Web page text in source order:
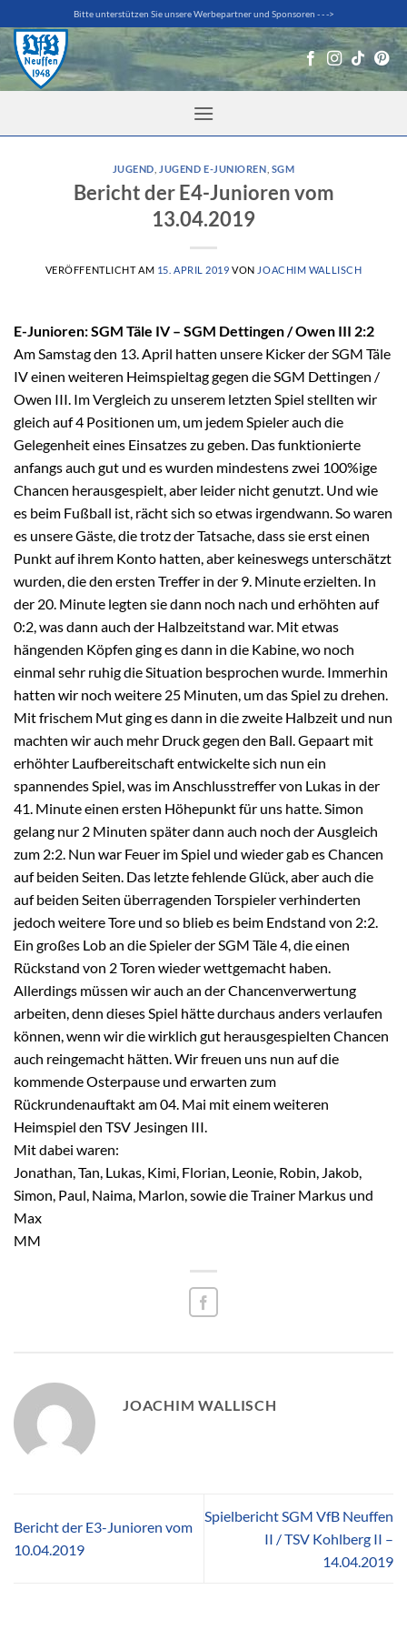
Inhalt
springen
Bitte unterstützen Sie unsere Werbepartner und Sponsoren - - ->
JUGEND JUGEND E-JUNIOREN SGM
Bericht der E4-Junioren vom
13.04.2019
VERÖFFENTLICHT AM 15. APRIL 2019 VON JOACHIM WALLISCH
E-Junioren: SGM Täle IV – SGM Dettingen / Owen III 2:2
Am Samstag den 13. April hatten unsere Kicker der SGM Täle
IV einen weiteren Heimspieltag gegen die SGM Dettingen /
Owen III. Im Vergleich zu unserem letzten Spiel stellten wir
gleich auf 4 Positionen um, um jedem Spieler auch die
Gelegenheit eines Einsatzes zu geben. Das funktionierte
anfangs auch gut und es wurden mindestens zwei 100%ige
Chancen herausgespielt, aber leider nicht genutzt. Und wie
es beim Fußball ist, rächt sich so etwas irgendwann. So waren
es unsere Gäste, die trotz der Tatsache, dass sie erst einen
Punkt auf ihrem Konto hatten, aber keineswegs unterschätzt
wurden, die den ersten Treffer in der 9. Minute erzielten. In
der 20. Minute legten sie dann noch nach und erhöhten auf
0:2, was dann auch der Halbzeitstand war. Mit etwas
hängenden Köpfen ging es dann in die Kabine, wo noch
einmal sehr ruhig die Situation besprochen wurde. Immerhin
hatten wir noch weitere 25 Minuten, um das Spiel zu drehen.
Mit frischem Mut ging es dann in die zweite Halbzeit und nun
machten wir auch mehr Druck gegen den Ball. Gepaart mit
erhöhter Laufbereitschaft entwickelte sich nun ein
spannendes Spiel, was im Anschlusstreffer von Lukas in der
41. Minute einen ersten Höhepunkt für uns hatte. Simon
gelang nur 2 Minuten später dann auch noch der Ausgleich
zum 2:2. Nun war Feuer im Spiel und wieder gab es Chancen
auf beiden Seiten. Das letzte fehlende Glück, aber auch die
auf beiden Seiten überragenden Torspieler verhinderten
jedoch weitere Tore und so blieb es beim Endstand von 2:2.
Ein großes Lob an die Spieler der SGM Täle 4, die einen
Rückstand von 2 Toren wieder wettgemacht haben.
Allerdings müssen wir auch an der Chancenverwertung
arbeiten, denn dieses Spiel hätte durchaus anders verlaufen
können, wenn wir die wirklich gut herausgespielten Chancen
auch reingemacht hätten. Wir freuen uns nun auf die
kommende Osterpause und erwarten zum
Rückrundenauftakt am 04. Mai mit einem weiteren
Heimspiel den TSV Jesingen III.
Mit dabei waren:
Jonathan, Tan, Lukas, Kimi, Florian, Leonie, Robin, Jakob,
Simon, Paul, Naima, Marlon, sowie die Trainer Markus und
Max
MM
JOACHIM WALLISCH
Bericht der E3-Junioren vom
10.04.2019
Spielbericht SGM VfB Neuffen
II / TSV Kohlberg II –
14.04.2019